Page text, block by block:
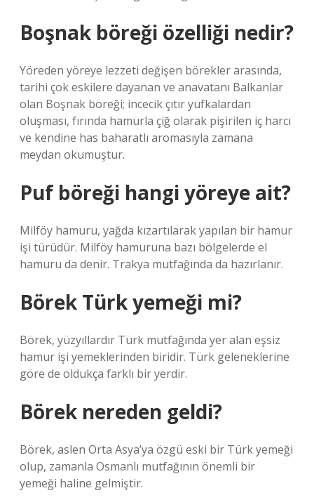
Boşnak böreği özelliği nedir?
Yöreden yöreye lezzeti değişen börekler arasında,
tarihi çok eskilere dayanan ve anavatanı Balkanlar
olan Boşnak böreği; incecik çıtır yufkalardan
oluşması, fırında hamurla çiğ olarak pişirilen iç harcı
ve kendine has baharatlı aromasıyla zamana
meydan okumuştur.
Puf böreği hangi yöreye ait?
Milföy hamuru, yağda kızartılarak yapılan bir hamur
işi türüdür. Milföy hamuruna bazı bölgelerde el
hamuru da denir. Trakya mutfağında da hazırlanır.
Börek Türk yemeği mi?
Börek, yüzyıllardır Türk mutfağında yer alan eşsiz
hamur işi yemeklerinden biridir. Türk geleneklerine
göre de oldukça farklı bir yerdir.
Börek nereden geldi?
Börek, aslen Orta Asya’ya özgü eski bir Türk yemeği
olup, zamanla Osmanlı mutfağının önemli bir
yemeği haline gelmiştir.